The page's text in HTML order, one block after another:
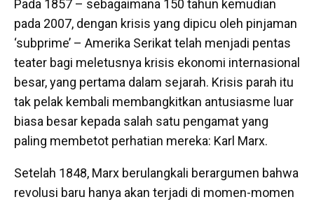
Pada 1857 – sebagaimana 150 tahun kemudian
pada 2007, dengan krisis yang dipicu oleh pinjaman
‘subprime’ – Amerika Serikat telah menjadi pentas
teater bagi meletusnya krisis ekonomi internasional
besar, yang pertama dalam sejarah. Krisis parah itu
tak pelak kembali membangkitkan antusiasme luar
biasa besar kepada salah satu pengamat yang
paling membetot perhatian mereka: Karl Marx.
Setelah 1848, Marx berulangkali berargumen bahwa
revolusi baru hanya akan terjadi di momen-momen